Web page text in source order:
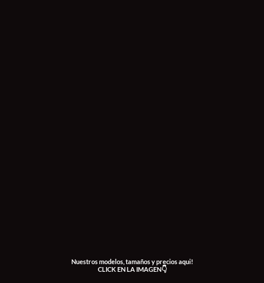
Nuestros modelos, tamaños y precios aqui!
CLICK EN LA IMAGEN👇